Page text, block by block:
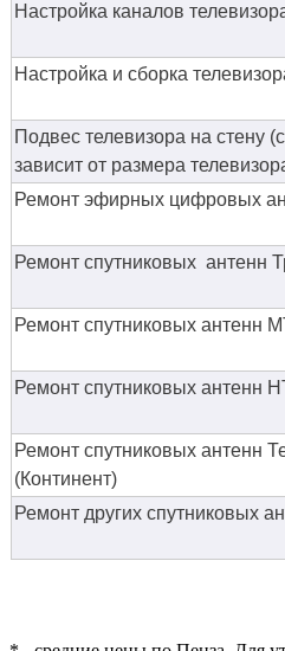
Настройка каналов
Настройка и сборка
Подвес телевизора на стену
зависит от размера
Ремонт эфирных цифровых
Ремонт спутниковых антенн
Ремонт спутниковых антенн
Ремонт спутниковых антенн
Ремонт спутниковых антенн
(Континент)
Ремонт других спутниковых